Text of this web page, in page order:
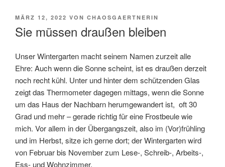
VERÖFFENTLICHT
MÄRZ 12, 2022 VON CHAOSGAERTNERIN
Sie müssen draußen bleiben
Unser Wintergarten macht seinem Namen zurzeit alle
Ehre: Auch wenn die Sonne scheint, ist es draußen derzeit
noch recht kühl. Unter und hinter dem schützenden Glas
zeigt das Thermometer dagegen mittags, wenn die Sonne
um das Haus der Nachbarn herumgewandert ist, oft 30
Grad und mehr – gerade richtig für eine Frostbeule wie
mich. Vor allem in der Übergangszeit, also im (Vor)frühling
und im Herbst, sitze ich gerne dort; der Wintergarten wird
von Februar bis November zum Lese-, Schreib-, Arbeits-,
Ess- und Wohnzimmer.